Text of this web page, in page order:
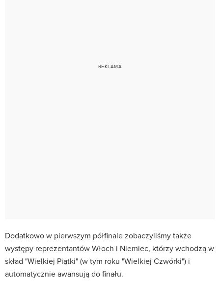
Dodatkowo w pierwszym półfinale zobaczyliśmy także
występy reprezentantów Włoch i Niemiec, którzy wchodzą w
skład "Wielkiej Piątki" (w tym roku "Wielkiej Czwórki") i
automatycznie awansują do finału.